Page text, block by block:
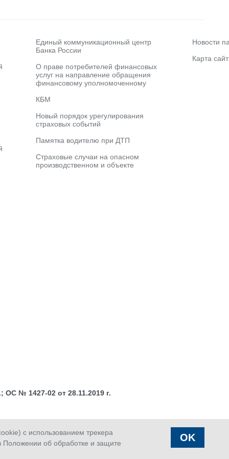
с использованием трекера
об обработке и защите
OK
Офисы
Единый коммуникационный центр
Банка России
О праве потребителей финансовых
услуг на направление обращения
финансовому уполномоченному
КБМ
Новый порядок урегулирования
страховых событий
Памятка водителю при ДТП
Страховые случаи на опасном
производственном и объекте
Новости
Карта
№ 1427-02 от 28.11.2019 г.